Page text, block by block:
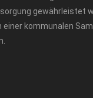
gewährleistet
einer kommunalen